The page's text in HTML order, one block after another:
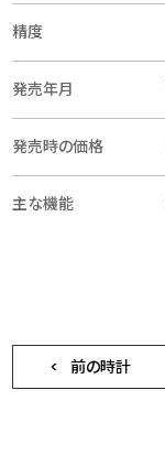
精度
発売年月
発売時の価格
主な機能
前の時計